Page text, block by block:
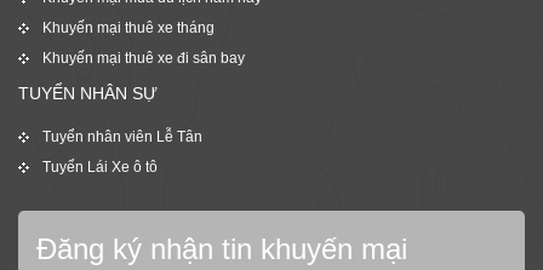
Khuyến mại thuê xe tháng
Khuyến mại thuê xe đi sân bay
TUYỂN NHÂN SỰ
Tuyển nhân viên Lễ Tân
Tuyển Lái Xe ô tô
Đăng ký nhận tin khuyến mại